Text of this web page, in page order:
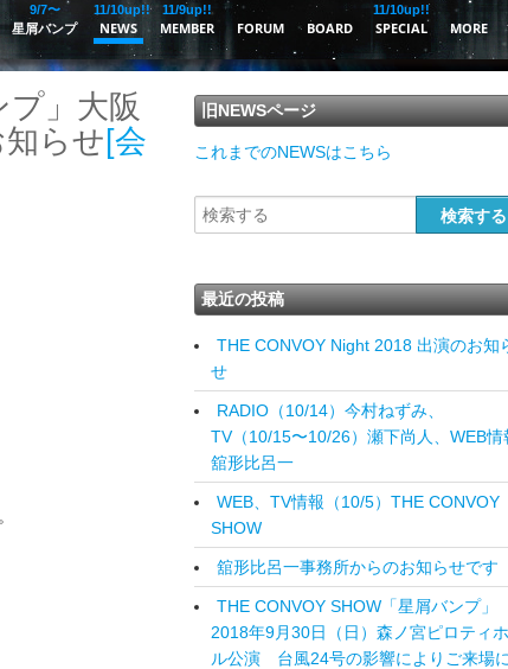
星屑バンプ
9/7〜
NEWS
11/10up!!
MEMBER
11/9up!!
FORUM BOARD SPECIAL
11/10up!!
MORE
プ」大阪
らせ [会
旧NEWSページ
これまでのNEWSはこちら
最近の投稿
THE CONVOY Night 2018 出演のお知
せ
RADIO（10/14）今村ねずみ、
TV（10/15〜10/26）瀬下尚人、WEB情
舘形比呂一
WEB、TV情報（10/5）THE CONVOY
SHOW
舘形比呂一事務所からのお知らせです
THE CONVOY SHOW「星屑バンプ」
2018年9月30日（日）森ノ宮ピロティ
ル公演 台風24号の影響によりご来場